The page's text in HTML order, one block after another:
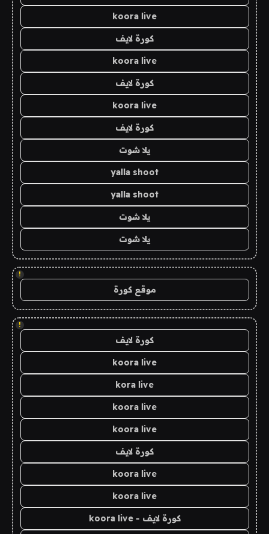
koora live
كورة لايف
koora live
كورة لايف
koora live
كورة لايف
يلا شوت
yalla shoot
yalla shoot
يلا شوت
يلا شوت
!
موقع كورة
!
كورة لايف
koora live
kora live
koora live
koora live
كورة لايف
koora live
koora live
كورة لايف - koora live